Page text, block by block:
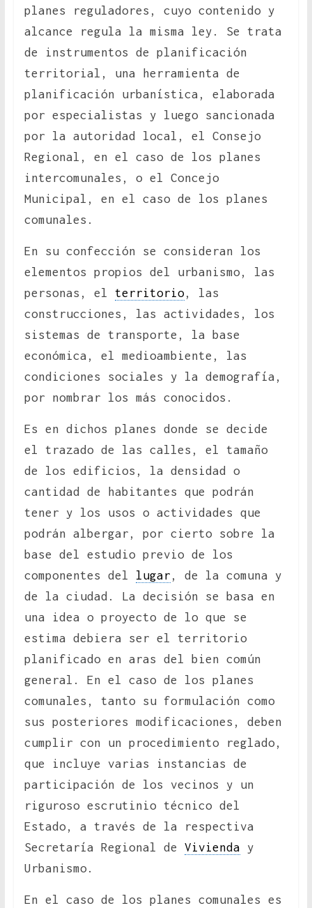
planes reguladores, cuyo contenido y
alcance regula la misma ley. Se trata
de instrumentos de planificación
territorial, una herramienta de
planificación urbanística, elaborada
por especialistas y luego sancionada
por la autoridad local, el Consejo
Regional, en el caso de los planes
intercomunales, o el Concejo
Municipal, en el caso de los planes
comunales.
En su confección se consideran los
elementos propios del urbanismo, las
personas, el territorio, las
construcciones, las actividades, los
sistemas de transporte, la base
económica, el medioambiente, las
condiciones sociales y la demografía,
por nombrar los más conocidos.
Es en dichos planes donde se decide
el trazado de las calles, el tamaño
de los edificios, la densidad o
cantidad de habitantes que podrán
tener y los usos o actividades que
podrán albergar, por cierto sobre la
base del estudio previo de los
componentes del lugar , de la comuna y
de la ciudad. La decisión se basa en
una idea o proyecto de lo que se
estima debiera ser el territorio
planificado en aras del bien común
general. En el caso de los planes
comunales, tanto su formulación como
sus posteriores modificaciones, deben
cumplir con un procedimiento reglado,
que incluye varias instancias de
participación de los vecinos y un
riguroso escrutinio técnico del
Estado, a través de la respectiva
Secretaría Regional de Vivienda y
Urbanismo.
En el caso de los planes comunales es